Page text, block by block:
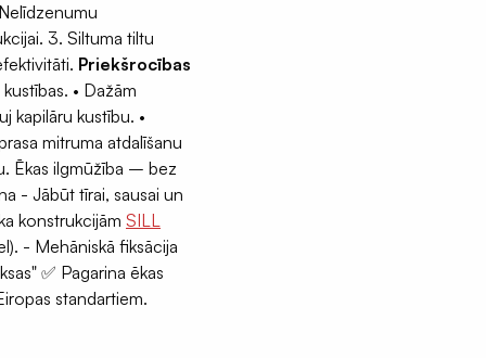
3. Siltuma tiltu
Priekšrocības
• Dažām
kapilāru kustību. •
mitruma atdalīšanu
Ēkas ilgmūžība – bez
- Jābūt tīrai, sausai un
konstrukcijām SILL
- Mehāniskā fiksācija
✅ Pagarina ēkas
standartiem.